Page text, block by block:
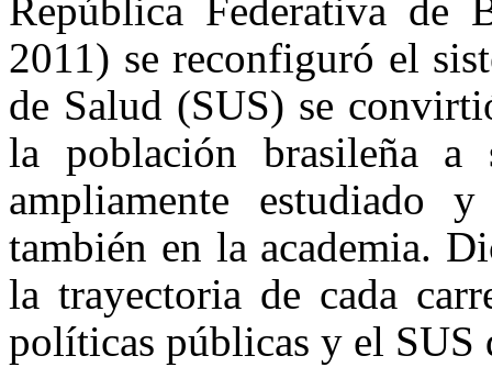
República Federativa de
2011) se reconfiguró el
de Salud (SUS) se
la población brasileña a
ampliamente estudiado
también en la academia.
la trayectoria de cada
políticas públicas y el SUS